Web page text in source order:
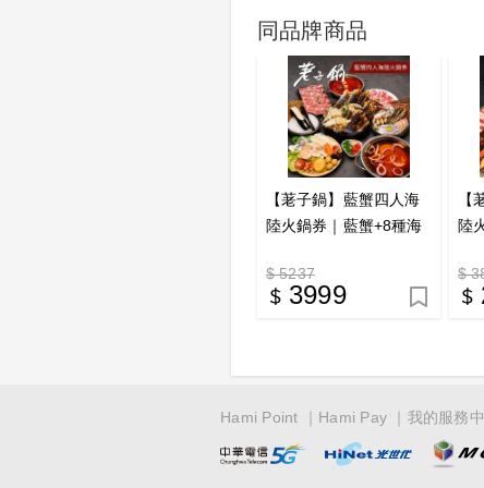
同品牌商品
【荖子鍋】藍蟹四人海
陸火鍋券｜藍蟹+8種海
盤(牛小排)｜全台通用｜
送禮推薦
$ 5237
3999
【
陸
牛
禮
$
Hami Point Hami Pay 我的服務